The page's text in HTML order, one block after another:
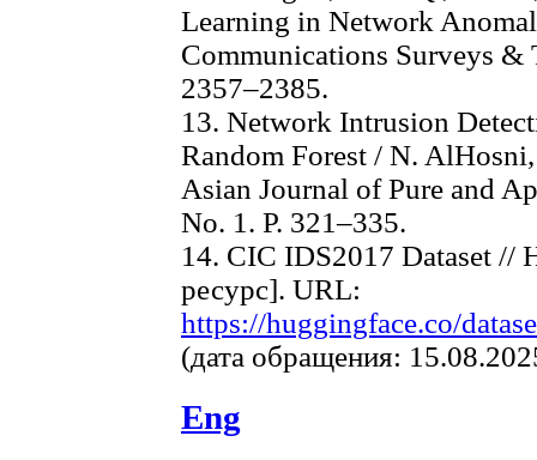
Learning in Network
Communications Surveys &
2357–2385.
13. Network Intrusion
Random Forest / N.
Asian Journal of Pure and
No. 1. P. 321–335.
14. CIC IDS2017 Dataset //
ресурс]. URL:
https://huggingface.co/
(дата обращения:
Eng